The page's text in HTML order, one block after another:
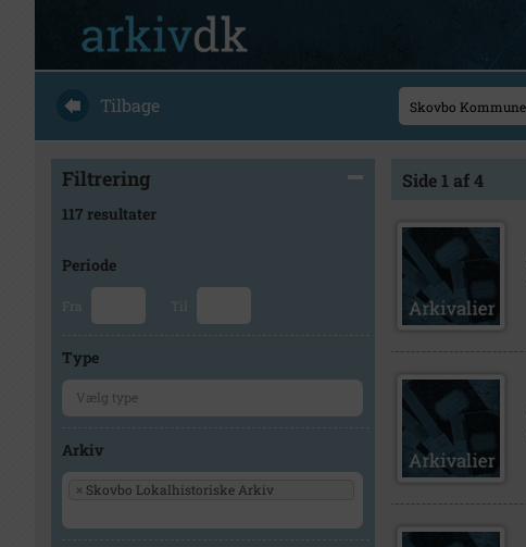
Tilbage
Filtrering
117 resultater
Periode
Fra Til
Type
Arkiv
× Skovbo Lokalhistoriske Arkiv
Side 1 af 4